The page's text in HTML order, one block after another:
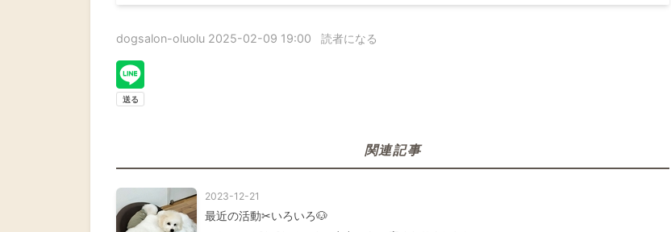
dogsalon-oluolu 2025-02-09 19:00 読者になる
関連記事
2023-12-21
最近の活動✂いろいろ🐶